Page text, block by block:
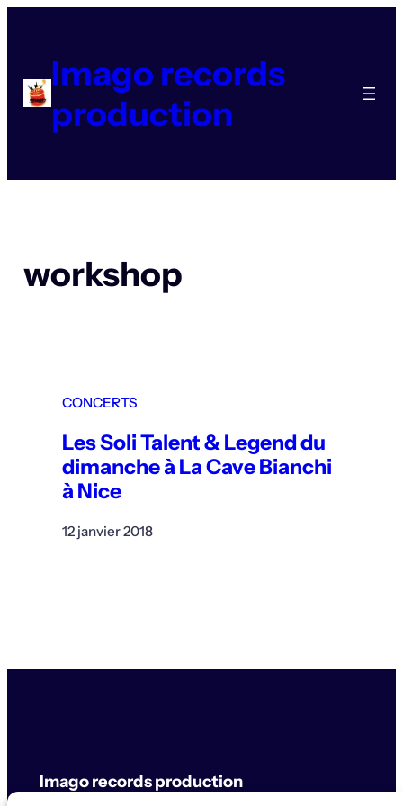
contenuImago records
production
workshop
CONCERTS
Les Soli Talent & Legend du
dimanche à La Cave Bianchi
à Nice
12 janvier 2018
Imago records production